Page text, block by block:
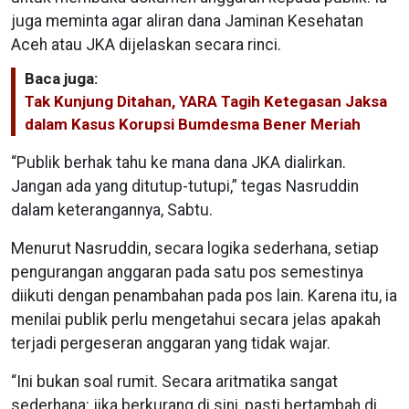
juga meminta agar aliran dana Jaminan Kesehatan
Aceh atau JKA dijelaskan secara rinci.
Baca juga:
Tak Kunjung Ditahan, YARA Tagih Ketegasan Jaksa
dalam Kasus Korupsi Bumdesma Bener Meriah
“Publik berhak tahu ke mana dana JKA dialirkan.
Jangan ada yang ditutup-tutupi,” tegas Nasruddin
dalam keterangannya, Sabtu.
Menurut Nasruddin, secara logika sederhana, setiap
pengurangan anggaran pada satu pos semestinya
diikuti dengan penambahan pada pos lain. Karena itu, ia
menilai publik perlu mengetahui secara jelas apakah
terjadi pergeseran anggaran yang tidak wajar.
“Ini bukan soal rumit. Secara aritmatika sangat